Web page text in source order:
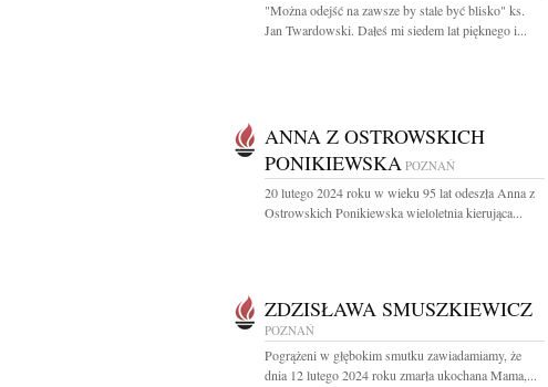
"Można odejść na zawsze by stale być blisko" ks.
Jan Twardowski. Dałeś mi siedem lat pięknego i...
ANNA Z OSTROWSKICH
PONIKIEWSKA POZNAŃ
20 lutego 2024 roku w wieku 95 lat odeszła Anna z
Ostrowskich Ponikiewska wieloletnia kierująca...
ZDZISŁAWA SMUSZKIEWICZ
POZNAŃ
Pogrążeni w głębokim smutku zawiadamiamy, że
dnia 12 lutego 2024 roku zmarła ukochana Mama,...